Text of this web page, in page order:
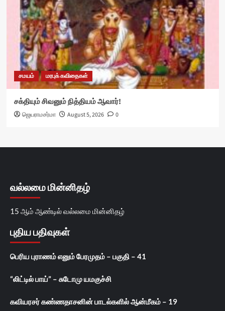
சமயம் மரபுக் கவிதைகள்
சக்தியும் சிவனும் நித்தியம் ஆவார்!
ஜெயராமசர்மா August 5, 2026 0
வல்லமை மின்னிதழ்
15 ஆம் ஆண்டில் வல்லமை மின்னிதழ்
புதிய பதிவுகள்
பெரிய புராணம் எனும் பேரமுதம் – பகுதி – 41
“லிட்டில் பாய்” – சுடோமு யமகுச்சி
கவியரசர் கண்ணதாசனின் பாடல்களில் ஆன்மீகம் – 19